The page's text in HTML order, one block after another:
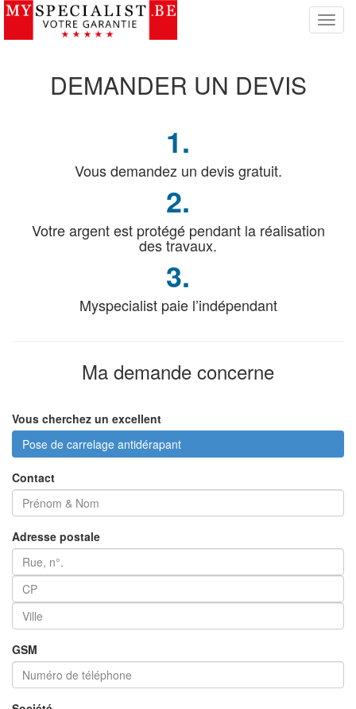
S
w
DEMANDER UN DEVIS
1.
Vous demandez un devis gratuit.
2.
Votre argent est protégé pendant la réalisation
des travaux.
3.
Myspecialist paie l’indépendant
Ma demande concerne
Vous cherchez un excellent
Pose de carrelage antidérapant
Contact
Adresse postale
GSM